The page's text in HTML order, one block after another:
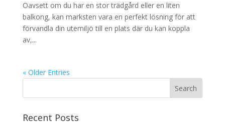
Oavsett om du har en stor trädgård eller en liten
balkong, kan marksten vara en perfekt lösning för att
förvandla din utemiljö till en plats där du kan koppla
av,...
« Older Entries
Recent Posts